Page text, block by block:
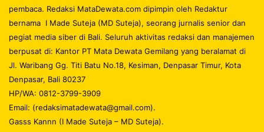
pembaca. Redaksi MataDewata.com dipimpin oleh Redaktur
bernama I Made Suteja (MD Suteja), seorang jurnalis senior dan
pegiat media siber di Bali. Seluruh aktivitas redaksi dan manajemen
berpusat di: Kantor PT Mata Dewata Gemilang yang beralamat di
Jl. Waribang Gg. Titi Batu No.18, Kesiman, Denpasar Timur, Kota
Denpasar, Bali 80237
HP/WA: 0812-3799-3909
Email: (redaksimatadewata@gmail.com).
Gasss Kannn (I Made Suteja – MD Suteja).